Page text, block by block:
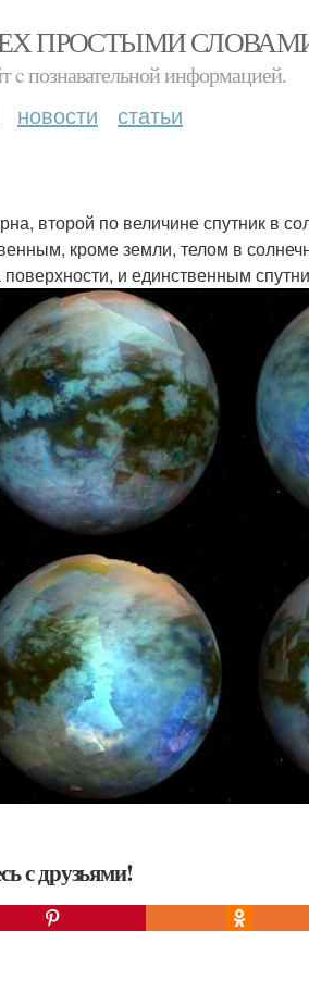
ПРОСТЫМИ
c познавательной информацией.
новости статьи
второй по величине спутник в
кроме земли, телом в
и единственным
с друзьями!